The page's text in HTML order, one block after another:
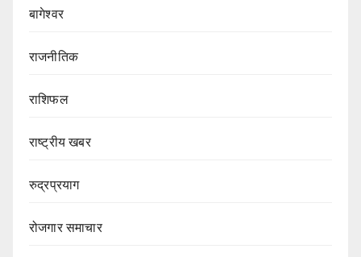
बागेश्वर
राजनीतिक
राशिफल
राष्ट्रीय खबर
रुद्रप्रयाग
रोजगार समाचार